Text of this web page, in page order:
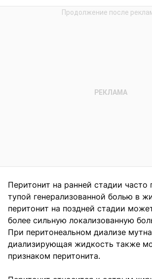
Перитонит на ранней стадии часто
тупой генерализованной болью в
перитонит на поздней стадии
более сильную локализованную
При перитонеальном диализе
диализирующая жидкость также
признаком перитонита.